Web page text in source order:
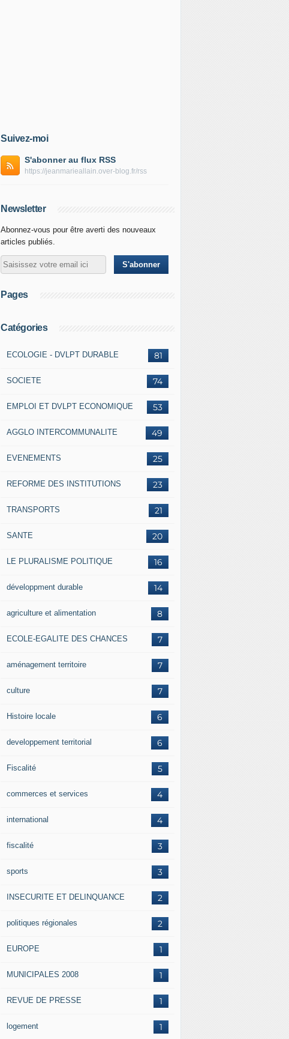
Suivez-moi
S'abonner au flux RSS
https://jeanmarieallain.over-blog.fr/rss
Newsletter
Abonnez-vous pour être averti des nouveaux
articles publiés.
Pages
Catégories
81
ECOLOGIE - DVLPT DURABLE
74
SOCIETE
53
EMPLOI ET DVLPT ECONOMIQUE
49
AGGLO INTERCOMMUNALITE
25
EVENEMENTS
23
REFORME DES INSTITUTIONS
21
TRANSPORTS
20
SANTE
16
LE PLURALISME POLITIQUE
14
développment durable
8
agriculture et alimentation
7
ECOLE-EGALITE DES CHANCES
7
aménagement territoire
7
culture
6
Histoire locale
6
developpement territorial
5
Fiscalité
4
commerces et services
4
international
3
fiscalité
3
sports
2
INSECURITE ET DELINQUANCE
2
politiques régionales
1
EUROPE
1
MUNICIPALES 2008
1
REVUE DE PRESSE
1
logement